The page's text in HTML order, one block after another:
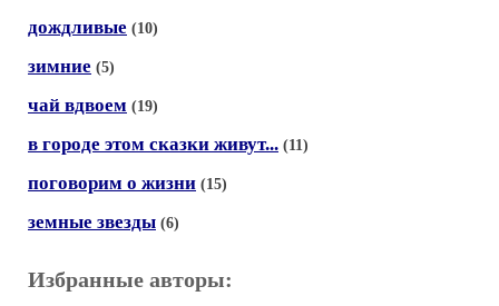
дождливые (10)
зимние (5)
чай вдвоем (19)
в городе этом сказки живут... (11)
поговорим о жизни (15)
земные звезды (6)
Избранные авторы: